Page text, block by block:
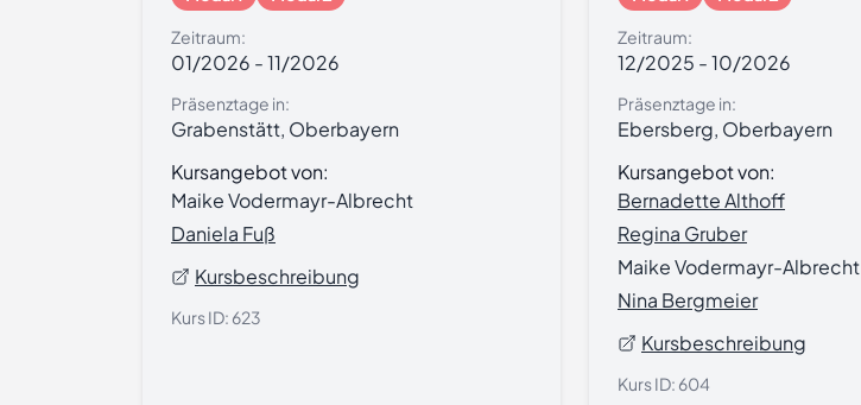
Zeitraum:
01/2026 -11/2026
Präsenztage in:
Grabenstätt, Oberbayern
Kursangebot von:
Maike Vodermayr-Albrecht
Daniela Fuß
Kursbeschreibung
Kurs ID: 623
Zeitraum:
12/2025 -10/2026
Präsenztage in:
Ebersberg, Oberbayern
Kursangebot von:
Bernadette Althoff
Regina Gruber
Maike Vodermayr-Albrecht
Nina Bergmeier
Kursbeschreibung
Kurs ID: 604